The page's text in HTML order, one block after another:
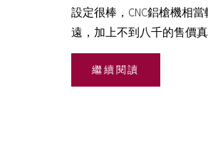
設定很棒，CNC鋁槍機相
遠，加上不到八千的售價真
繼續閱讀